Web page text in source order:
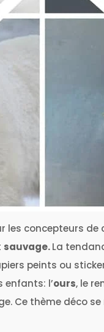
concepteurs de
sauvage.La
peints ou
l’ours, le
Ce thème déco